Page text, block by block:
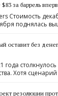
за баррель
Стоимость
поднялась
оставит без
года
Хотя
резолюции